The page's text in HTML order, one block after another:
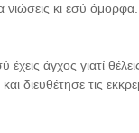
κι εσύ όμορφα.
άγχος γιατί
διευθέτησε τις